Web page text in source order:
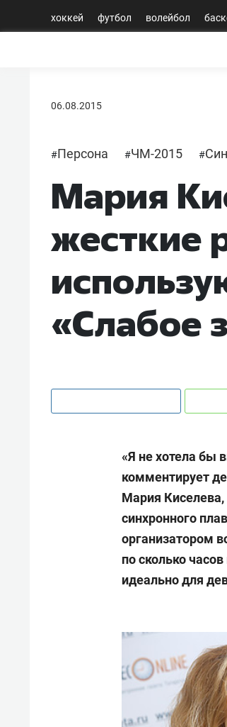
хоккей футбол волейбол
06.08.2015
#Персона #ЧМ-2015 #
Мария
жесткие
«Слабое
«Я не хотела бы
комментирует
Мария Киселева,
синхронного
организатором
по сколько
идеально для